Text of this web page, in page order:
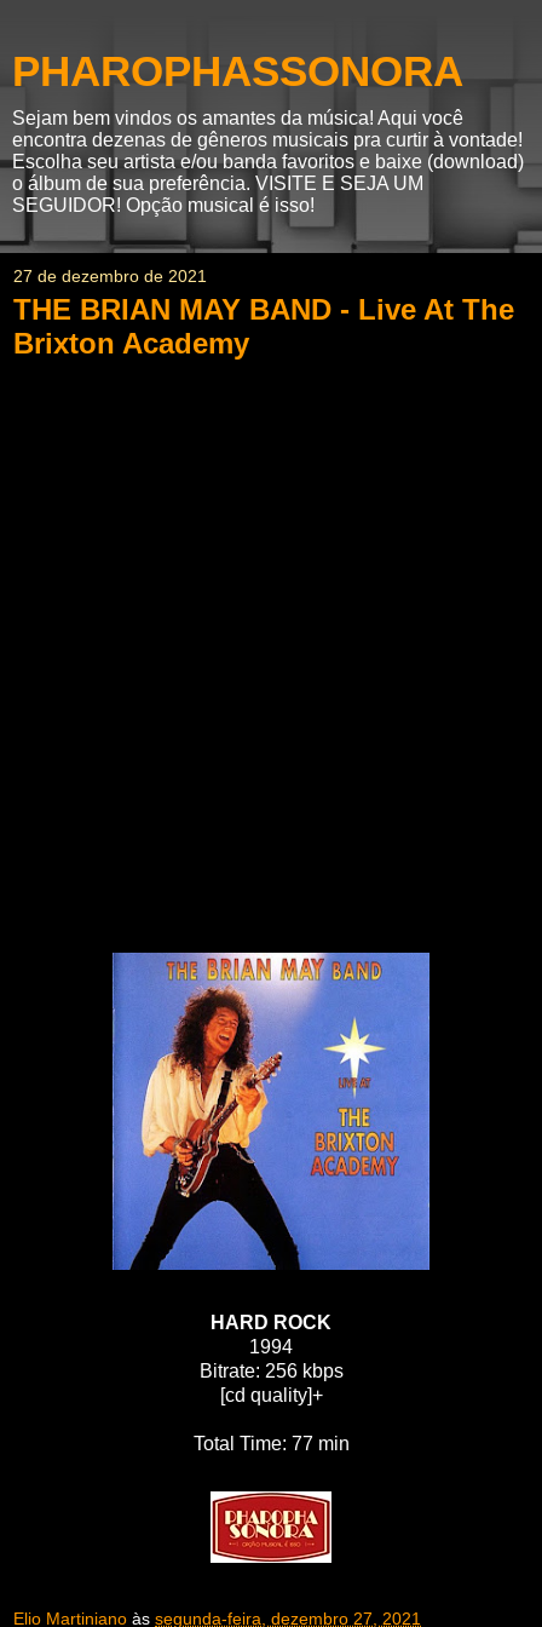
PHAROPHASSONORA
Sejam bem vindos os amantes da música! Aqui você
encontra dezenas de gêneros musicais pra curtir à vontade!
Escolha seu artista e/ou banda favoritos e baixe (download)
o álbum de sua preferência. VISITE E SEJA UM
SEGUIDOR! Opção musical é isso!
27 de dezembro de 2021
THE BRIAN MAY BAND - Live At The
Brixton Academy
HARD ROCK
1994
Bitrate: 256 kbps
[cd quality]+
Total Time: 77 min
Elio Martiniano às segunda-feira, dezembro 27, 2021